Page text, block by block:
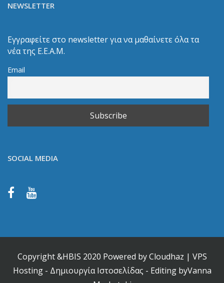
NEWSLETTER
Εγγραφείτε στο newsletter για να μαθαίνετε όλα τα
νέα της Ε.Ε.Α.Μ.
Email
SOCIAL MEDIA
Copyright &HBIS 2020 Powered byCloudhaz | VPS
Hosting- Δημιουργία Ιστοσελίδας - Editing byVanna